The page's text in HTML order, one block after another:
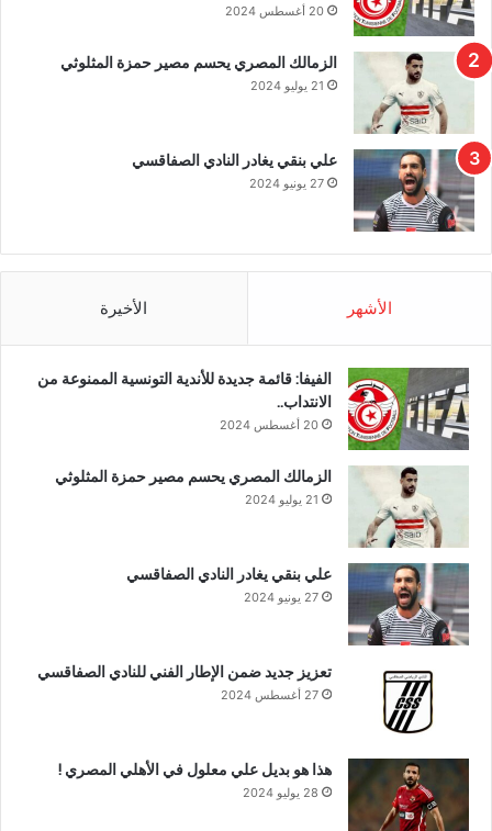
20 أغسطس 2024
الزمالك المصري يحسم مصير حمزة المثلوثي
21 يوليو 2024
علي بنقي يغادر النادي الصفاقسي
27 يونيو 2024
الأشهر الأخيرة
الفيفا: قائمة جديدة للأندية التونسية الممنوعة من
الانتداب..
20 أغسطس 2024
الزمالك المصري يحسم مصير حمزة المثلوثي
21 يوليو 2024
علي بنقي يغادر النادي الصفاقسي
27 يونيو 2024
تعزيز جديد ضمن الإطار الفني للنادي الصفاقسي
27 أغسطس 2024
هذا هو بديل علي معلول في الأهلي المصري !
28 يوليو 2024